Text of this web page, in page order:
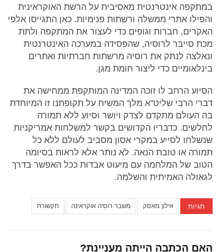
במתקפה אינטרנטית מאסיבית על הרשת האוקראינית
והפילו אתרי ממשלה ורשתות פנימיות. כאן התגייסו אלפי
האקרים, חברות וגופים כדי לעצור את המתקפה ולתת
מכת סייבר לרוסיה, שהפסידה במערכה האינטרנטית
ונאלצה לנתק את רוסיה מרשתות חברתיות ואתרים
בינלאומיים כדי ליצור חומת מגן.
הסיוע הרחב לו זוכה המדינה המותקפת ממחישה את
דברי הרבי שליט"א מלך המשיח על תקופתנו זו המיוחדת
בה העולם מתקדם לצדק ויושר וסיוע ללא תמורה
לחלשים. כדבריו הקדושים בקשר למשלחות אמריקניות
שנשלחו לסייע במקרי אסון מסביב לעולם ללא כל
תמורה או טובת הנאה. לא נותר אלא לראות בסיומה
הטוב של המלחמה עם מיעוט אבדות ככל האפשר בדרך
לגאולה האמיתית והשלמה.
תגיות אילון מאסק משבר רוסיה אוקראינה תקשורת
האם הכתבה הייתה מעניינת?